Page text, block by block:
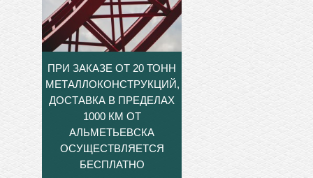
ПРИ ЗАКАЗЕ ОТ 20 ТОНН
МЕТАЛЛОКОНСТРУКЦИЙ,
ДОСТАВКА В ПРЕДЕЛАХ
1000 КМ ОТ
АЛЬМЕТЬЕВСКА
ОСУЩЕСТВЛЯЕТСЯ
БЕСПЛАТНО